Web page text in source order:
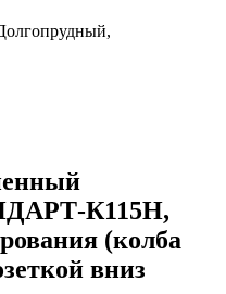
К115Н,
(колба
вниз